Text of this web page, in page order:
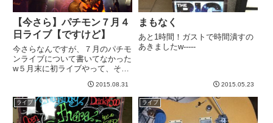
【今さら】パチモン７月４
日ライブ【ですけど】
今さらなんですが、７月のパチモ
ンライブについて書いてなかった
w５月末に初ライブやって、その
き、よっしーさん＆どんピ～さん
バンドの前座として頑張ってきま
した＾＾時間がなかったのでセト
リは一緒でした。キーボード
2015.08.31
まもなく
あと1時間！ガストで時間潰すの
あきましたw-----
2015.05.23
ライブ ライブ